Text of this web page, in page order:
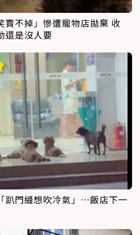
賣不掉」慘遭寵物店拋棄 收
還是沒人要
趴門縫想吹冷氣」…飯店下一